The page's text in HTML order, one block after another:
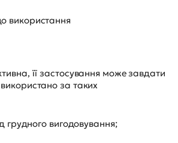
використання
її застосування може завдати
за таких
грудного вигодовування;